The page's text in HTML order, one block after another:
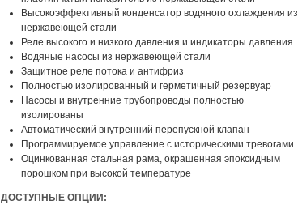
Высокоэффективный конденсатор водяного охлаждения из
нержавеющей стали
Реле высокого и низкого давления и индикаторы давления
Водяные насосы из нержавеющей стали
Защитное реле потока и антифриз
Полностью изолированный и герметичный резервуар
Насосы и внутренние трубопроводы полностью
изолированы
Автоматический внутренний перепускной клапан
Программируемое управление с историческими тревогами
Оцинкованная стальная рама, окрашенная эпоксидным
порошком при высокой температуре
ДОСТУПНЫЕ ОПЦИИ: